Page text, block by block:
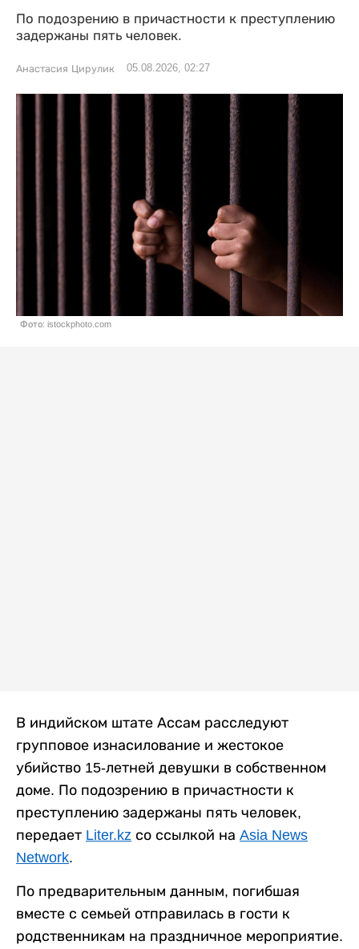
По подозрению в причастности к преступлению
задержаны пять человек.
Анастасия Цирулик 05.08.2026, 02:27
Фото: istockphoto.com
В индийском штате Ассам расследуют
групповое изнасилование и жестокое
убийство 15-летней девушки в собственном
доме. По подозрению в причастности к
преступлению задержаны пять человек,
передает Liter.kz со ссылкой на Asia News
Network.
По предварительным данным, погибшая
вместе с семьей отправилась в гости к
родственникам на праздничное мероприятие.